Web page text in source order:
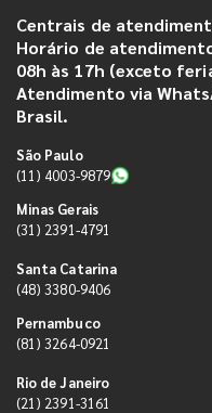
Centrais de
Horário de
08h às 17h (exceto
Atendimento via
Brasil.
São Paulo
(11) 4003-9879
Minas Gerais
(31) 2391-4791
Santa Catarina
(48) 3380-9406
Pernambuco
(81) 3264-0921
Rio de Janeiro
(21) 2391-3161